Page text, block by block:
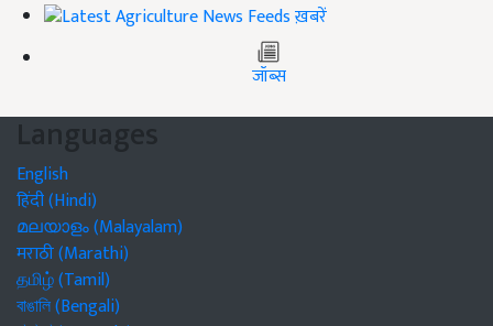
ख़बरें
जॉब्स
Languages
English
हिंदी (Hindi)
മലയാളം (Malayalam)
मराठी (Marathi)
தமிழ் (Tamil)
বাঙালি (Bengali)